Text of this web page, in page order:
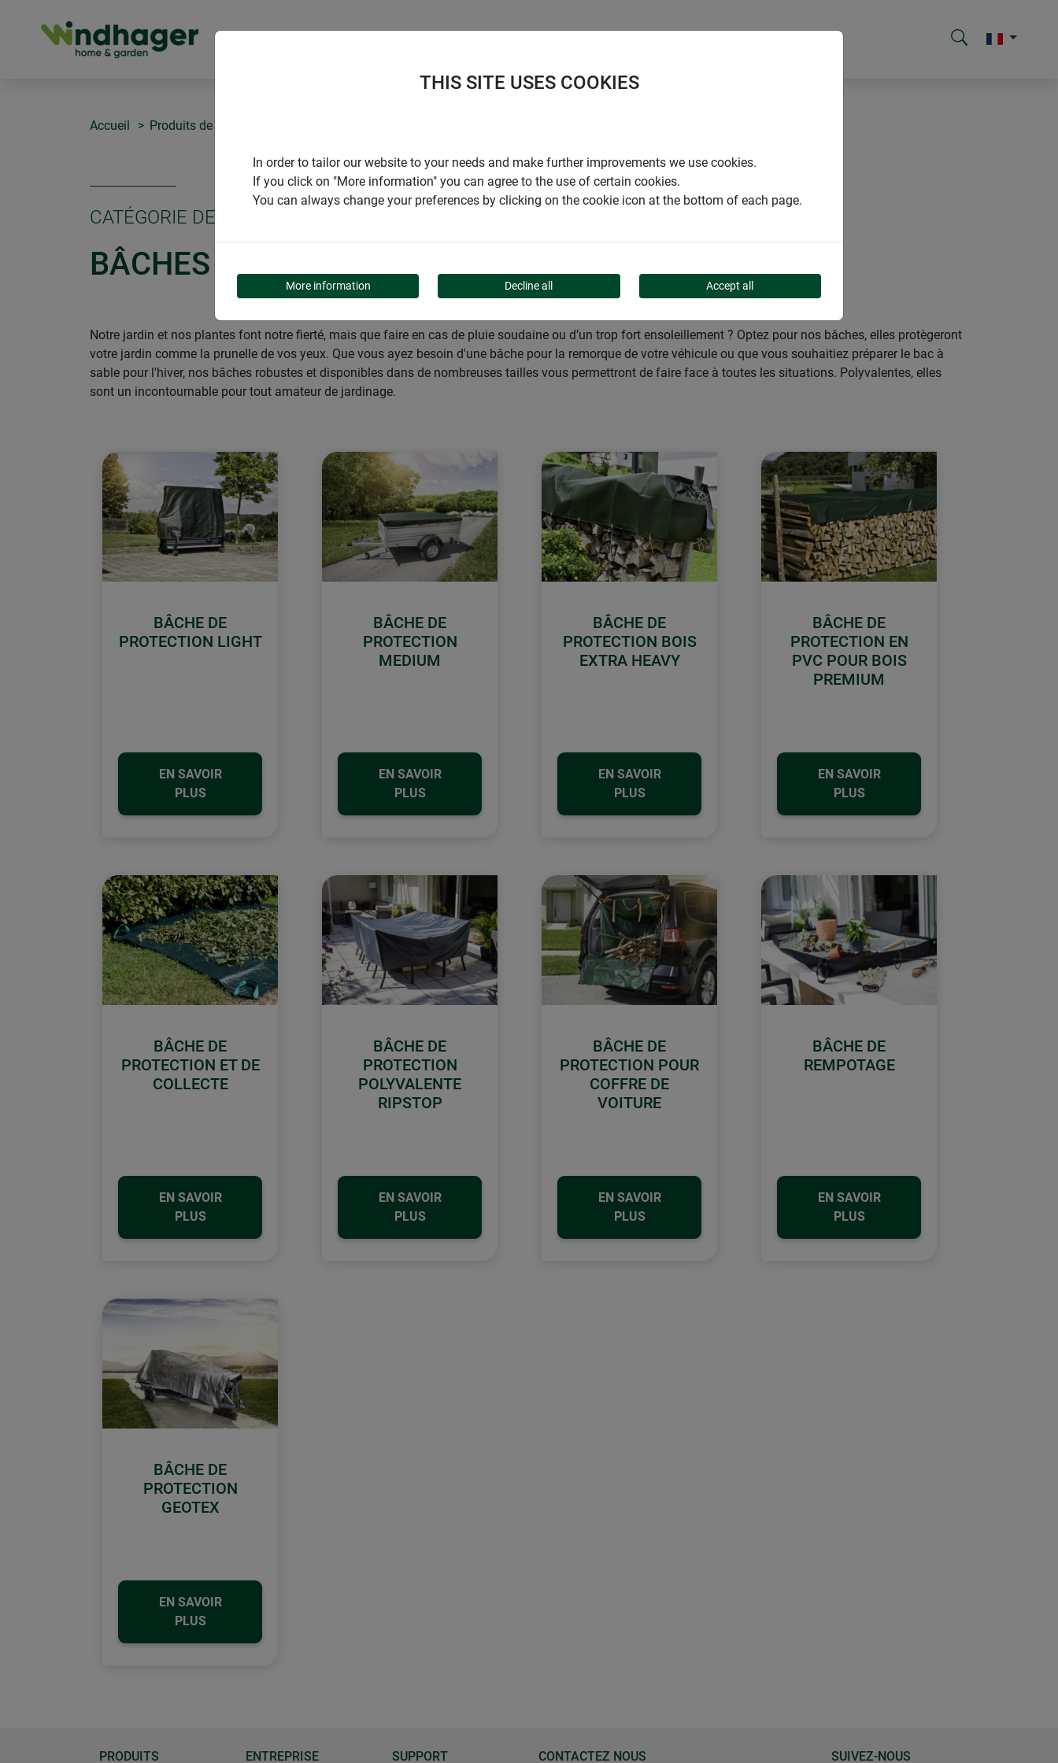
Accueil Produits de Windhager Home & Garden
CATÉGORIE DE PRODUITS
BÂCHES
Notre jardin et nos plantes font notre fierté, mais que faire en cas de pluie soudaine ou d’un trop fort ensoleillement ? Optez pour nos bâches, elles protègeront
votre jardin comme la prunelle de vos yeux. Que vous ayez besoin d'une bâche pour la remorque de votre véhicule ou que vous souhaitiez préparer le bac à
sable pour l'hiver, nos bâches robustes et disponibles dans de nombreuses tailles vous permettront de faire face à toutes les situations. Polyvalentes, elles
sont un incontournable pour tout amateur de jardinage.
BÂCHE DE
PROTECTION LIGHT
EN SAVOIR
PLUS
BÂCHE DE
PROTECTION
MEDIUM
EN SAVOIR
PLUS
BÂCHE DE
PROTECTION BOIS
EXTRA HEAVY
EN SAVOIR
PLUS
BÂCHE DE
PROTECTION EN
PVC POUR BOIS
PREMIUM
EN SAVOIR
PLUS
BÂCHE DE
PROTECTION ET DE
COLLECTE
EN SAVOIR
PLUS
BÂCHE DE
PROTECTION
POLYVALENTE
RIPSTOP
EN SAVOIR
PLUS
BÂCHE DE
PROTECTION POUR
COFFRE DE
VOITURE
EN SAVOIR
PLUS
BÂCHE DE
REMPOTAGE
EN SAVOIR
PLUS
​BÂCHE DE
PROTECTION
GEOTEX
EN SAVOIR
PLUS
PRODUITS ENTREPRISE SUPPORT CONTACTEZ NOUS SUIVEZ-NOUS
THIS SITE USES COOKIES
In order to tailor our website to your needs and make further improvements we use cookies.
If you click on "More information" you can agree to the use of certain cookies.
You can always change your preferences by clicking on the cookie icon at the bottom of each page.
More information Decline all Accept all